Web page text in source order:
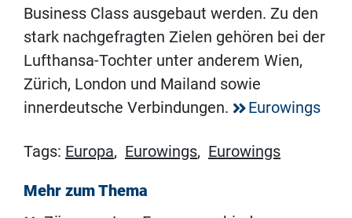
Business Class ausgebaut werden. Zu den
stark nachgefragten Zielen gehören bei der
Lufthansa-Tochter unter anderem Wien,
Zürich, London und Mailand sowie
innerdeutsche Verbindungen.
Eurowings
Tags: Europa, Eurowings, Eurowings
Mehr zum Thema